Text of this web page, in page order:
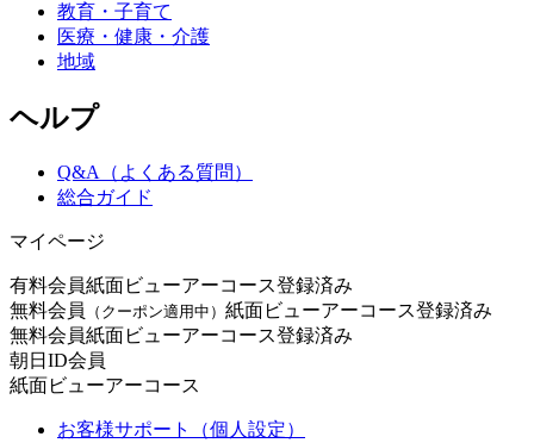
教育・子育て
医療・健康・介護
地域
ヘルプ
Q&A（よくある質問）
総合ガイド
マイページ
有料会員紙面ビューアーコース登録済み
無料会員
（クーポン適用中） 紙面ビューアーコース登録済み
無料会員紙面ビューアーコース登録済み
朝日ID会員
紙面ビューアーコース
お客様サポート（個人設定）